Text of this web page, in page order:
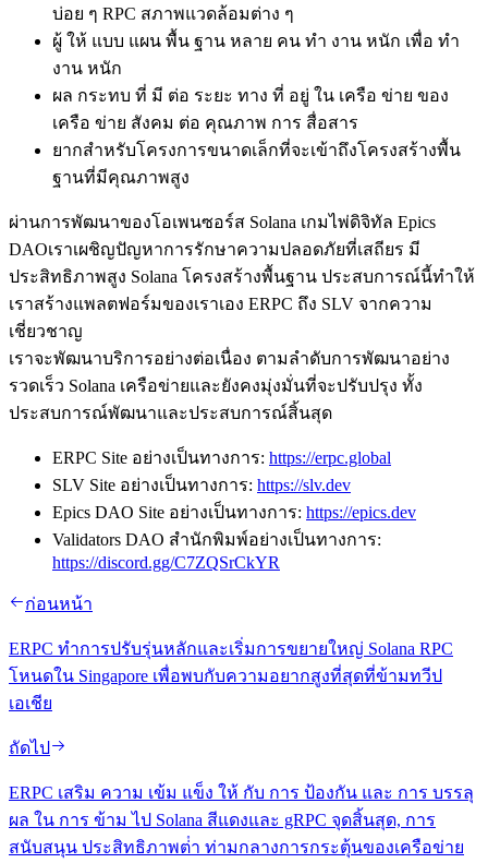
บ่อย ๆ RPC สภาพแวดล้อมต่าง ๆ
ผู้ ให้ แบบ แผน พื้น ฐาน หลาย คน ทํา งาน หนัก เพื่อ ทํา
งาน หนัก
ผล กระทบ ที่ มี ต่อ ระยะ ทาง ที่ อยู่ ใน เครือ ข่าย ของ
เครือ ข่าย สังคม ต่อ คุณภาพ การ สื่อสาร
ยากสําหรับโครงการขนาดเล็กที่จะเข้าถึงโครงสร้างพื้น
ฐานที่มีคุณภาพสูง
ผ่านการพัฒนาของโอเพนซอร์ส Solana เกมไพ่ดิจิทัล Epics
DAOเราเผชิญปัญหาการรักษาความปลอดภัยที่เสถียร มี
ประสิทธิภาพสูง Solana โครงสร้างพื้นฐาน ประสบการณ์นี้ทําให้
เราสร้างแพลตฟอร์มของเราเอง ERPC ถึง SLV จากความ
เชี่ยวชาญ
เราจะพัฒนาบริการอย่างต่อเนื่อง ตามลําดับการพัฒนาอย่าง
รวดเร็ว Solana เครือข่ายและยังคงมุ่งมั่นที่จะปรับปรุง ทั้ง
ประสบการณ์พัฒนาและประสบการณ์สิ้นสุด
ERPC Site อย่างเป็นทางการ: https://erpc.global
SLV Site อย่างเป็นทางการ: https://slv.dev
Epics DAO Site อย่างเป็นทางการ: https://epics.dev
Validators DAO สํานักพิมพ์อย่างเป็นทางการ:
https://discord.gg/C7ZQSrCkYR
ก่อนหน้า
ERPC ทําการปรับรุ่นหลักและเริ่มการขยายใหญ่ Solana RPC
โหนดใน Singapore เพื่อพบกับความอยากสูงที่สุดที่ข้ามทวีป
เอเชีย
ถัดไป
ERPC เสริม ความ เข้ม แข็ง ให้ กับ การ ป้องกัน และ การ บรรลุ
ผล ใน การ ข้าม ไป Solana สีแดงและ gRPC จุดสิ้นสุด, การ
สนับสนุน ประสิทธิภาพต่ํา ท่ามกลางการกระตุ้นของเครือข่าย